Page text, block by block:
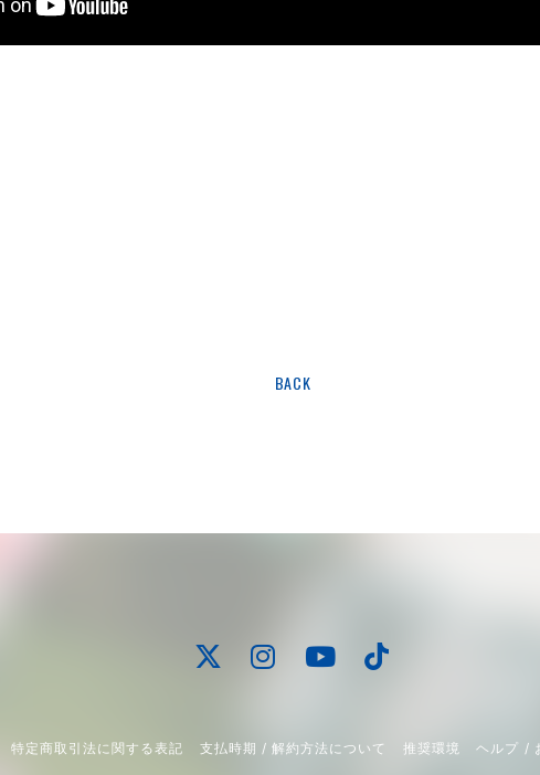
BACK
特定商取引法に関する表記 支払時期 / 解約方法について 推奨環境 ヘルプ /